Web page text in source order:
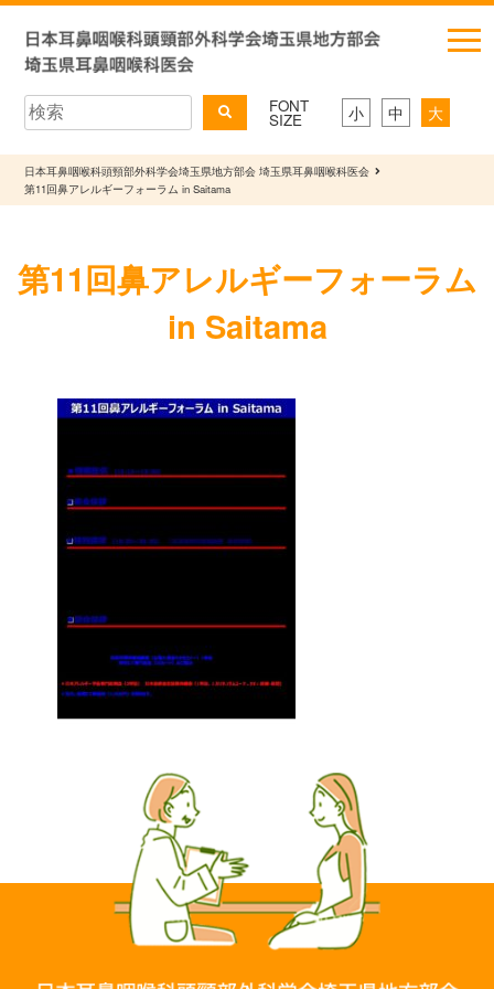
FONT
SIZE 小 中 大
日本耳鼻咽喉科頭頸部外科学会埼玉県地方部会 埼玉県耳鼻咽喉科医会
第11回鼻アレルギーフォーラム in Saitama
第11回鼻アレルギーフォーラム
in Saitama